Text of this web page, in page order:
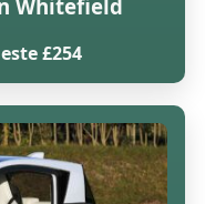
Whitefield
£254